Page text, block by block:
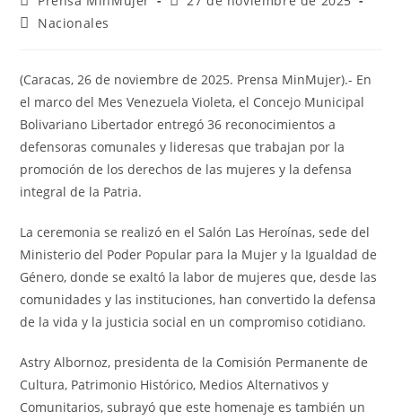
Nacionales
(Caracas, 26 de noviembre de 2025. Prensa MinMujer).- En
el marco del Mes Venezuela Violeta, el Concejo Municipal
Bolivariano Libertador entregó 36 reconocimientos a
defensoras comunales y lideresas que trabajan por la
promoción de los derechos de las mujeres y la defensa
integral de la Patria.
La ceremonia se realizó en el Salón Las Heroínas, sede del
Ministerio del Poder Popular para la Mujer y la Igualdad de
Género, donde se exaltó la labor de mujeres que, desde las
comunidades y las instituciones, han convertido la defensa
de la vida y la justicia social en un compromiso cotidiano.
Astry Albornoz, presidenta de la Comisión Permanente de
Cultura, Patrimonio Histórico, Medios Alternativos y
Comunitarios, subrayó que este homenaje es también un